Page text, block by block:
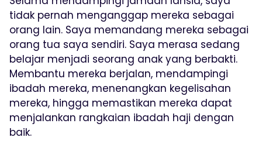
tidak pernah menganggap mereka sebagai
orang lain. Saya memandang mereka sebagai
orang tua saya sendiri. Saya merasa sedang
belajar menjadi seorang anak yang berbakti.
Membantu mereka berjalan, mendampingi
ibadah mereka, menenangkan kegelisahan
mereka, hingga memastikan mereka dapat
menjalankan rangkaian ibadah haji dengan
baik.